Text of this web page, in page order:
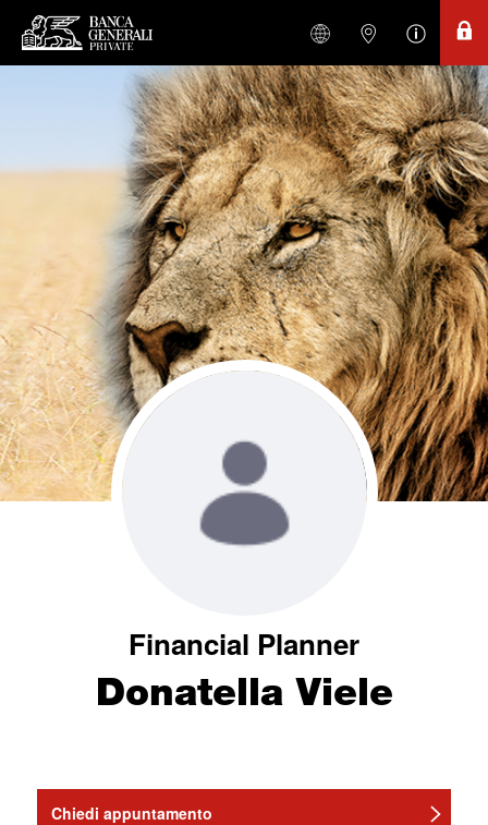
Financial Planner
Donatella Viele
Chiedi appuntamento